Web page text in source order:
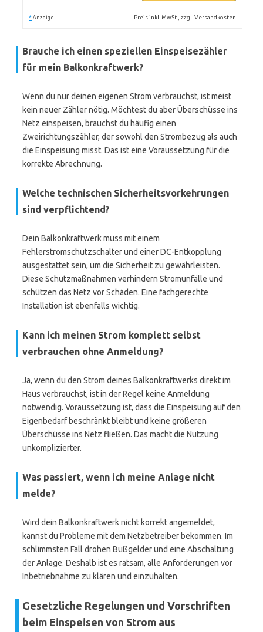
* Anzeige Preis inkl. MwSt., zzgl. Versandkosten
Brauche ich einen speziellen Einspeisezähler
für mein Balkonkraftwerk?
Wenn du nur deinen eigenen Strom verbrauchst, ist meist
kein neuer Zähler nötig. Möchtest du aber Überschüsse ins
Netz einspeisen, brauchst du häufig einen
Zweirichtungszähler, der sowohl den Strombezug als auch
die Einspeisung misst. Das ist eine Voraussetzung für die
korrekte Abrechnung.
Welche technischen Sicherheitsvorkehrungen
sind verpflichtend?
Dein Balkonkraftwerk muss mit einem
Fehlerstromschutzschalter und einer DC-Entkopplung
ausgestattet sein, um die Sicherheit zu gewährleisten.
Diese Schutzmaßnahmen verhindern Stromunfälle und
schützen das Netz vor Schäden. Eine fachgerechte
Installation ist ebenfalls wichtig.
Kann ich meinen Strom komplett selbst
verbrauchen ohne Anmeldung?
Ja, wenn du den Strom deines Balkonkraftwerks direkt im
Haus verbrauchst, ist in der Regel keine Anmeldung
notwendig. Voraussetzung ist, dass die Einspeisung auf den
Eigenbedarf beschränkt bleibt und keine größeren
Überschüsse ins Netz fließen. Das macht die Nutzung
unkomplizierter.
Was passiert, wenn ich meine Anlage nicht
melde?
Wird dein Balkonkraftwerk nicht korrekt angemeldet,
kannst du Probleme mit dem Netzbetreiber bekommen. Im
schlimmsten Fall drohen Bußgelder und eine Abschaltung
der Anlage. Deshalb ist es ratsam, alle Anforderungen vor
Inbetriebnahme zu klären und einzuhalten.
Gesetzliche Regelungen und Vorschriften
beim Einspeisen von Strom aus